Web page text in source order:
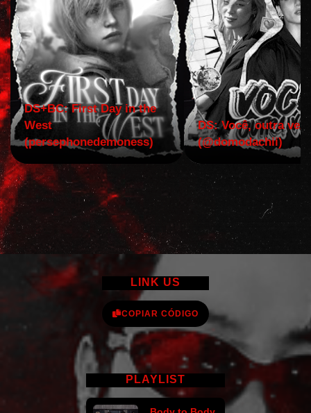
DS+BC: First Day in the
West
(persephonedemoness)
DS: Você, outra vez!
(@domodachii)
LINK US
COPIAR CÓDIGO
PLAYLIST